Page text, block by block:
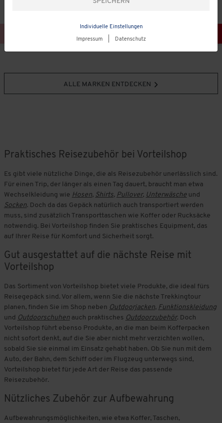
ALLE MARKEN ENTDECKEN
Praktisches Reisezubehör bei Vorteilshop
Es gibt viele nützliche Dinge, die als Reisezubehör unerlässlich sind.
Für einen Trip, der länger als einen Tag dauert, braucht man etwa
Wechselkleidung wie Hosen, Shirts, Pullover, Unterwäsche und
Socken. Doch da das Gepäck natürlich auch transportiert werden
muss, sind zusätzlich Transporttaschen wie Koffer oder Rucksäcke
notwendig. Bei Vorteilshop finden Sie praktisches Equipment, das
auf Ihrer Reise für Komfort und Sicherheit sorgt.
Gut ausgestattet auf die nächste Reise mit
Vorteilshop
Das Sortiment von Vorteilshop bietet viele Produkte, die ideal fürs
Reisegepäck sind. Vor allem, wenn Sie die nächste Trekkingtour
planen, finden Sie im Shop neben Outdoorjacken, Funktionskleidung
und Outdoorschuhen auch praktisches Outdoorzubehör. Doch
Vorteilshop führt ebenso Produkte, an die man beim Kofferpacken
nicht sofort denkt, auf die Sie aber nicht mehr verzichten wollen,
sobald Sie sie einmal im Einsatz gehabt haben. Ob Sie nun mit dem
Auto, der Bahn, dem Schiff oder im Flugzeug unterwegs sind,
Vorteilshop bietet für jede Art der Reise das passende
Reisezubehör.
Nützliches Zubehör zur Aufbewahrung
Aufbewahrungsmöglichkeiten, wie etwa Koffer, Taschen,
Individuelle Einstellungen
Impressum Datenschutz